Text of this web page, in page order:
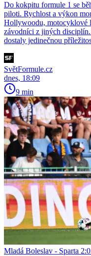
Do kokpitu formule 1 se
piloti. Rychlost a výkon
Hollywoodu, motocyklové
závodníci z jiných disciplín.
dostaly jedinečnou
SvětFormule.cz
dnes, 18:09
9 min
Mladá Boleslav - Sparta